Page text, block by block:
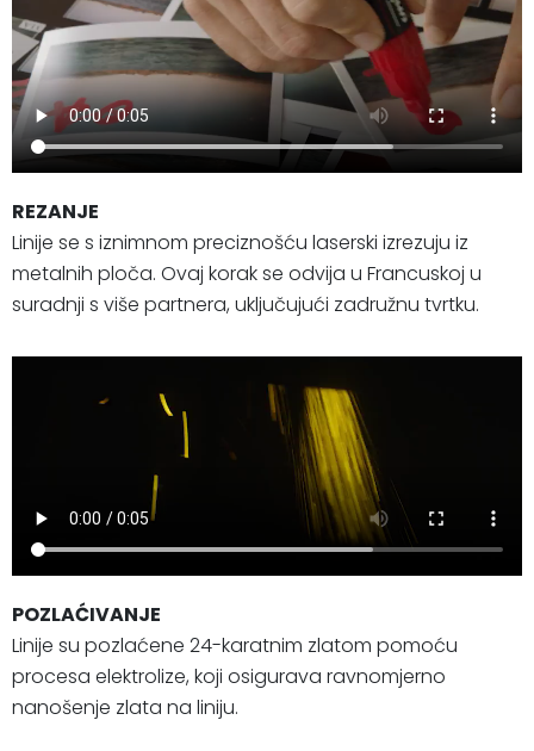
REZANJE
Linije se s iznimnom preciznošću laserski izrezuju iz
metalnih ploča. Ovaj korak se odvija u Francuskoj u
suradnji s više partnera, uključujući zadružnu tvrtku.
POZLAĆIVANJE
Linije su pozlaćene 24-karatnim zlatom pomoću
procesa elektrolize, koji osigurava ravnomjerno
nanošenje zlata na liniju.